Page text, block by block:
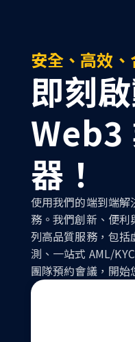
安全、高效
即刻
Web3
器！
使用我們的端到端解
務。我們創新、便
列高品質服務，包
測、一站式 AML/
團隊預約會議，開始